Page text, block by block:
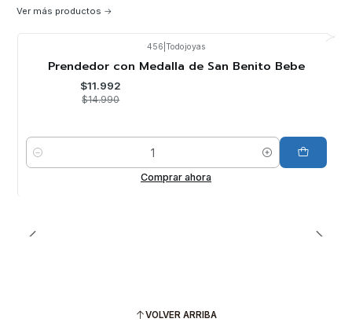
Ver más productos
456 Todojoyas
Prendedor con Medalla de San Benito Bebe
$11.992
$14.990
Cantidad
Comprar ahora
VOLVER ARRIBA